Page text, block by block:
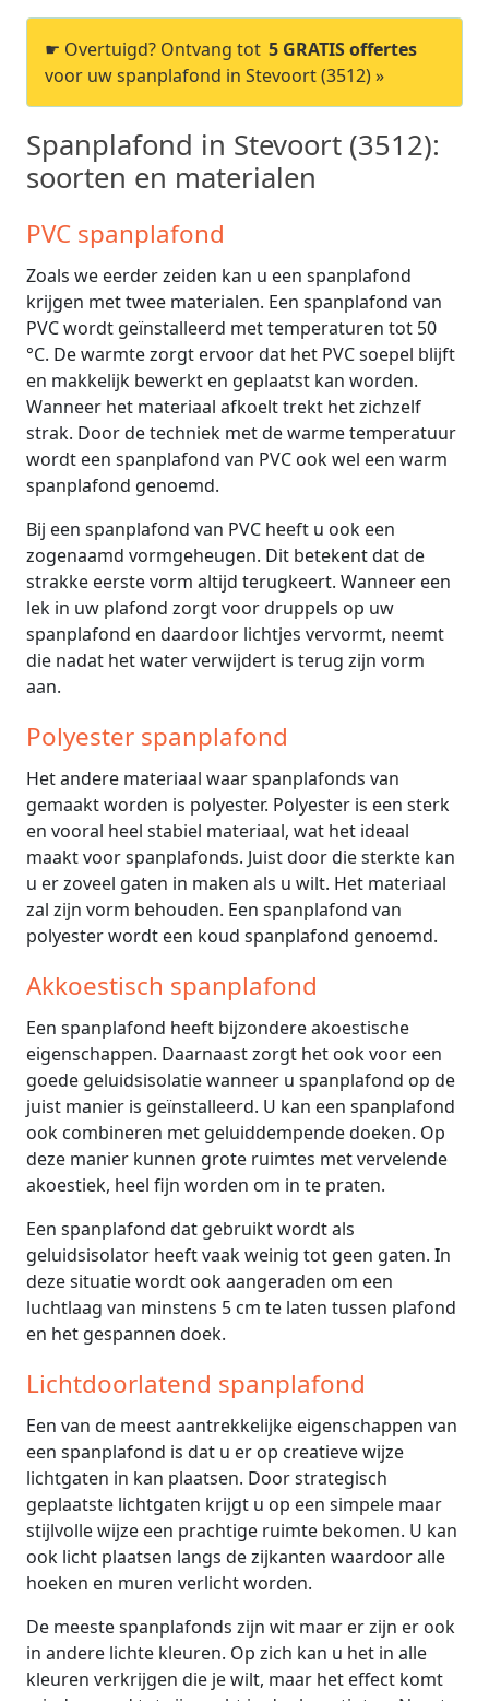
☛ Overtuigd? Ontvang tot 5 GRATIS offertes
voor uw spanplafond in Stevoort (3512) »
Spanplafond in Stevoort (3512):
soorten en materialen
PVC spanplafond
Zoals we eerder zeiden kan u een spanplafond
krijgen met twee materialen. Een spanplafond van
PVC wordt geïnstalleerd met temperaturen tot 50
°C. De warmte zorgt ervoor dat het PVC soepel blijft
en makkelijk bewerkt en geplaatst kan worden.
Wanneer het materiaal afkoelt trekt het zichzelf
strak. Door de techniek met de warme temperatuur
wordt een spanplafond van PVC ook wel een warm
spanplafond genoemd.
Bij een spanplafond van PVC heeft u ook een
zogenaamd vormgeheugen. Dit betekent dat de
strakke eerste vorm altijd terugkeert. Wanneer een
lek in uw plafond zorgt voor druppels op uw
spanplafond en daardoor lichtjes vervormt, neemt
die nadat het water verwijdert is terug zijn vorm
aan.
Polyester spanplafond
Het andere materiaal waar spanplafonds van
gemaakt worden is polyester. Polyester is een sterk
en vooral heel stabiel materiaal, wat het ideaal
maakt voor spanplafonds. Juist door die sterkte kan
u er zoveel gaten in maken als u wilt. Het materiaal
zal zijn vorm behouden. Een spanplafond van
polyester wordt een koud spanplafond genoemd.
Akkoestisch spanplafond
Een spanplafond heeft bijzondere akoestische
eigenschappen. Daarnaast zorgt het ook voor een
goede geluidsisolatie wanneer u spanplafond op de
juist manier is geïnstalleerd. U kan een spanplafond
ook combineren met geluiddempende doeken. Op
deze manier kunnen grote ruimtes met vervelende
akoestiek, heel fijn worden om in te praten.
Een spanplafond dat gebruikt wordt als
geluidsisolator heeft vaak weinig tot geen gaten. In
deze situatie wordt ook aangeraden om een
luchtlaag van minstens 5 cm te laten tussen plafond
en het gespannen doek.
Lichtdoorlatend spanplafond
Een van de meest aantrekkelijke eigenschappen van
een spanplafond is dat u er op creatieve wijze
lichtgaten in kan plaatsen. Door strategisch
geplaatste lichtgaten krijgt u op een simpele maar
stijlvolle wijze een prachtige ruimte bekomen. U kan
ook licht plaatsen langs de zijkanten waardoor alle
hoeken en muren verlicht worden.
De meeste spanplafonds zijn wit maar er zijn er ook
in andere lichte kleuren. Op zich kan u het in alle
kleuren verkrijgen die je wilt, maar het effect komt